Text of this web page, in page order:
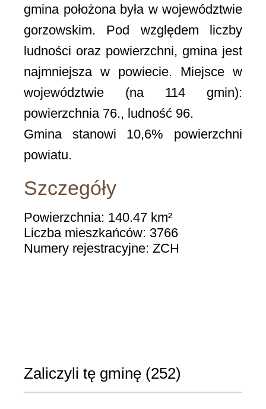
gmina położona była w województwie
gorzowskim. Pod względem liczby
ludności oraz powierzchni, gmina jest
najmniejsza w powiecie. Miejsce w
województwie (na 114 gmin):
powierzchnia 76., ludność 96.
Gmina stanowi 10,6% powierzchni
powiatu.
Szczegóły
Powierzchnia: 140.47 km²
Liczba mieszkańców: 3766
Numery rejestracyjne: ZCH
Zaliczyli tę gminę (252)